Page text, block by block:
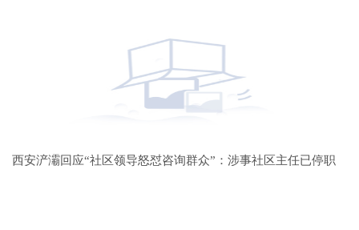
西安浐灞回应“社区领导怒怼咨询群众”：涉事社区主任已停职